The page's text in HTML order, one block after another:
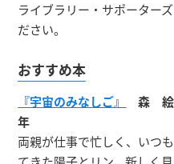
ライブラリー・サポーターズ
ださい。
おすすめ本
『宇宙のみなしご』
森 絵
年
両親が仕事で忙しく、いつ